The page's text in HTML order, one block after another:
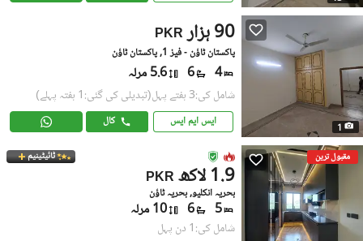
1
PKR 90 ہزار
پاکستان ٹاؤن - فیز 1, پاکستان ٹاؤن
4
6 5.6 مرلہ
شامل کی:3 ہفتے پہل (تبدیلی کی گئی:1 ہفتہ پہلے)
ایس ایم ایس کال
مقبول ترین ٹائیٹینیم
PKR 1.9 لاکھ
بحریہ انکلیو, بحریہ ٹاؤن
5
6 10 مرلہ
شامل کی:1 دن پہل